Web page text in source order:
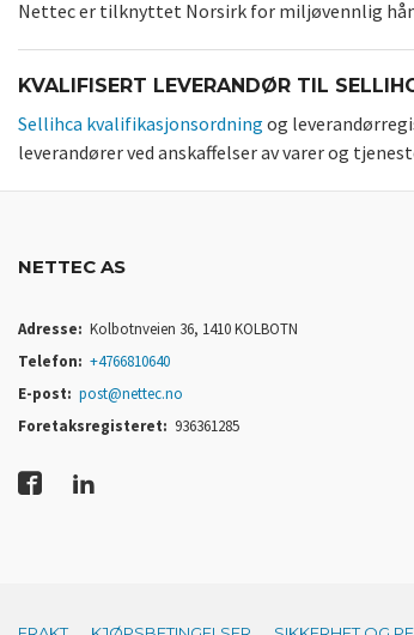
Nettec er tilknyttet Norsirk for miljøvennlig
KVALIFISERT LEVERANDØR TIL
Sellihca kvalifikasjonsordning og
leverandører ved anskaffelser av varer og
NETTEC AS
Adresse: Kolbotnveien 36, 1410 KOLBOTN
Telefon: +4766810640
E-post: post@nettec.no
Foretaksregisteret: 936361285